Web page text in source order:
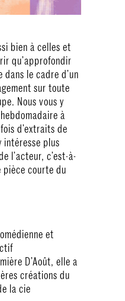
bien à celles et
qu’approfondir
le cadre d’un
sur toute
Nous vous y
à
d’extraits de
intéresse plus
l’acteur, c’est-à-
pièce courte du
et
D’Août, elle a
créations du
la cie